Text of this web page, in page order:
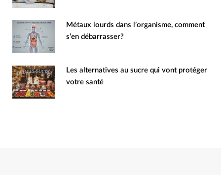
Métaux lourds dans l’organisme, comment
s’en débarrasser?
Les alternatives au sucre qui vont protéger
votre santé